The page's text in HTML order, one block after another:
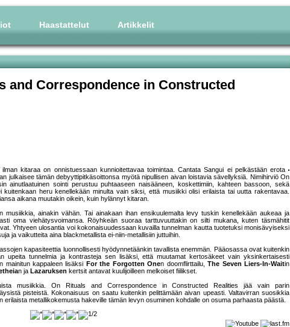
Haastattelut Artikkelit
and Correspondence in Constructed
kitaraa on onnistuessaan kunnioitettavaa toimintaa. Cantata Sangui ei pelkästään erota
julkaisee tämän debyyttipitkäsoittonsa myötä nipullisen aivan loistavia sävellyksiä. Nimihirviö On
ainutlaatuinen sointi perustuu puhtaaseen naisääneen, koskettimiin, kahteen bassoon, sekä
heru kenellekään minulta vain siksi, että musiikki olisi erilaista tai uutta rakentavaa.
aikana muutakin oikein, kuin hylännyt kitaran.
musiikkia, ainakin vähän. Tai ainakaan ihan ensikuulemalta levy tuskin kenellekään aukeaa ja
oma viehätysvoimansa. Röyhkeän suoraa tarttuvuuttakin on silti mukana, kuten täsmähitit
Yhtyeen ulosantia voi kokonaisuudessaan kuvailla tunnelman kautta tuotetuksi monisävyiseksi
ja vaikutteita aina blackmetallista ei-niin-metallisiin juttuihin.
kapasiteettia luonnollisesti hyödynnetäänkin tavallista enemmän. Pääosassa ovat kuitenkin
upeita tunnelmia ja kontrasteja sen lisäksi, että muutamat kertosäkeet vain yksinkertaisesti
mainitun kappaleen lisäksi For the Forgotten Onen doomflirttailu,The Seven Liers-In-Waitin
n ja Lazaruksen kertsit antavat kuulijoilleen melkoiset fiilikset.
musiikkia. On Rituals and Correspondence in Constructed Realities jää vain parin
pisteistä. Kokonaisuus on saatu kuitenkin pelittämään aivan upeasti. Valtavirran suosikkia
metallikokemusta hakeville tämän levyn osuminen kohdalle on osuma parhaasta päästä.